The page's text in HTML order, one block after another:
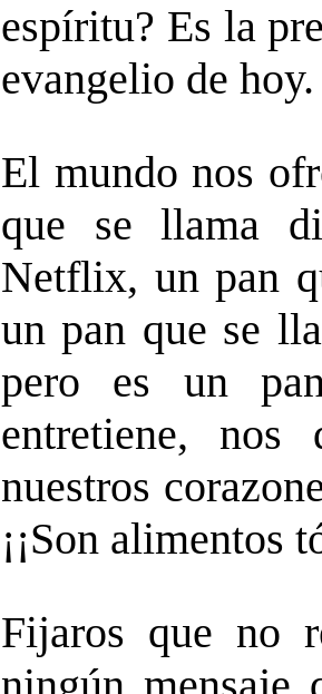
espíritu? Es la
evangelio de
El mundo nos
que se llama
Netflix, un pan
un pan que se
pero es un
entretiene,
nuestros
¡¡Son alimentos
Fijaros que no